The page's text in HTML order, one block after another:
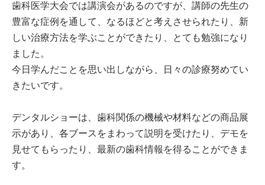
歯科医学大会では講演会があるのですが、講師の先生の
豊富な症例を通して、なるほどと考えさせられたり、新
しい治療方法を学ぶことができたり、とても勉強になり
ました。
今日学んだことを思い出しながら、日々の診療努めてい
きたいです。
デンタルショーは、歯科関係の機械や材料などの商品展
示があり、各ブースをまわって説明を受けたり、デモを
見せてもらったり、最新の歯科情報を得ることができま
す。